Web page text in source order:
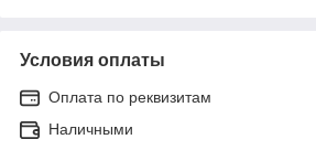
Условия оплаты
Оплата по реквизитам
Наличными